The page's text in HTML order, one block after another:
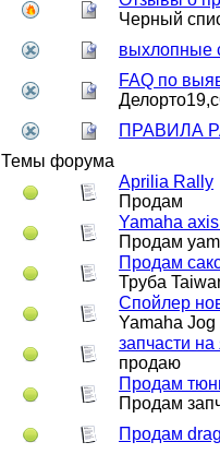
Черный
выхлопные
FAQ по
ПРАВИЛА
Темы форума
Aprilia Rally
Продам
Yamaha
Продам
Продам
Труба
Спойлер
Yamaha
запчасти
продаю
Продам
Продам
Продам